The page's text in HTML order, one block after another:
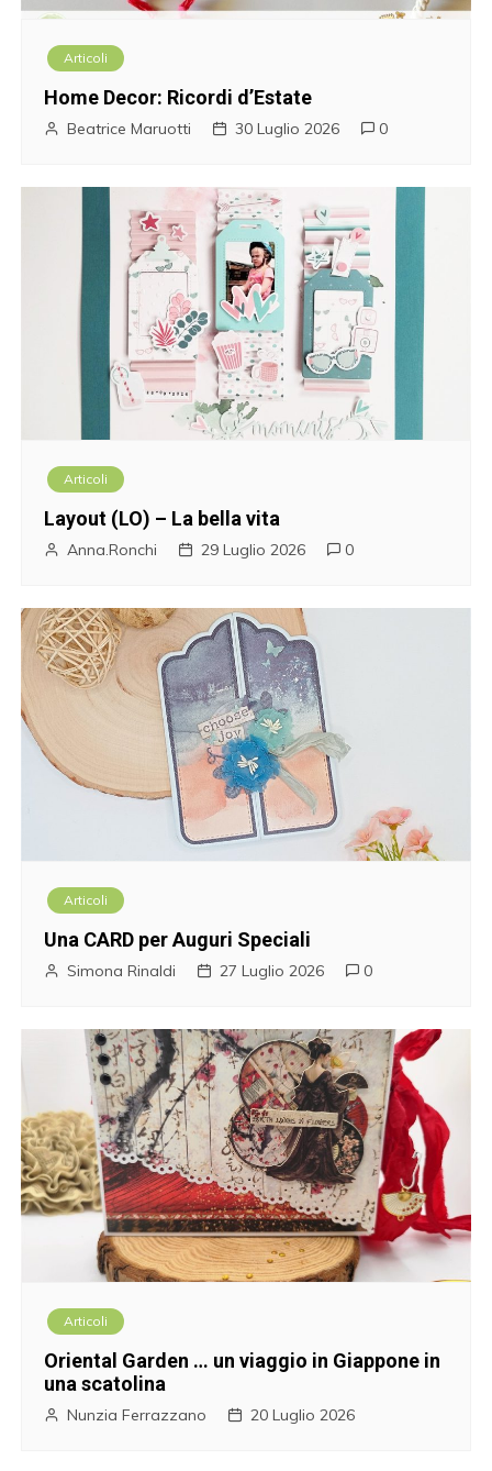
Articoli
Home Decor: Ricordi d’Estate
Beatrice Maruotti 30 Luglio 2026 0
Articoli
Layout (LO) – La bella vita
Anna.Ronchi 29 Luglio 2026 0
Articoli
Una CARD per Auguri Speciali
Simona Rinaldi 27 Luglio 2026 0
Articoli
Oriental Garden … un viaggio in Giappone in
una scatolina
Nunzia Ferrazzano 20 Luglio 2026